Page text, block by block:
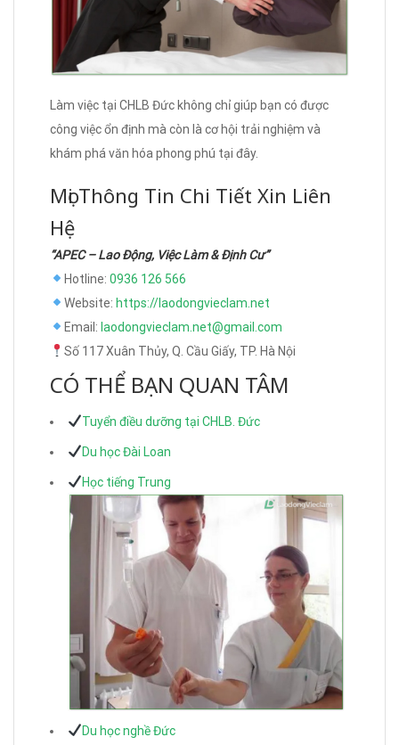
Làm việc tại CHLB Đức không chỉ giúp bạn có được
công việc ổn định mà còn là cơ hội trải nghiệm và
khám phá văn hóa phong phú tại đây.
Mọi Thông Tin Chi Tiết Xin Liên
Hệ
“APEC – Lao Động, Việc Làm & Định Cư”
Hotline: 0936 126 566
Website: https://laodongvieclam.net
Email: laodongvieclam.net@gmail.com
Số 117 Xuân Thủy, Q. Cầu Giấy, TP. Hà Nội
CÓ THỂ BẠN QUAN TÂM
Tuyển điều dưỡng tại CHLB. Đức
Du học Đài Loan
Học tiếng Trung
Du học nghề Đức